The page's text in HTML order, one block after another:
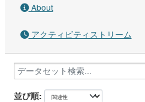
About
アクティビティストリーム
並び順